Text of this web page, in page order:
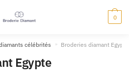
0
célébrités » Broderies diamant Egypte
Egypte